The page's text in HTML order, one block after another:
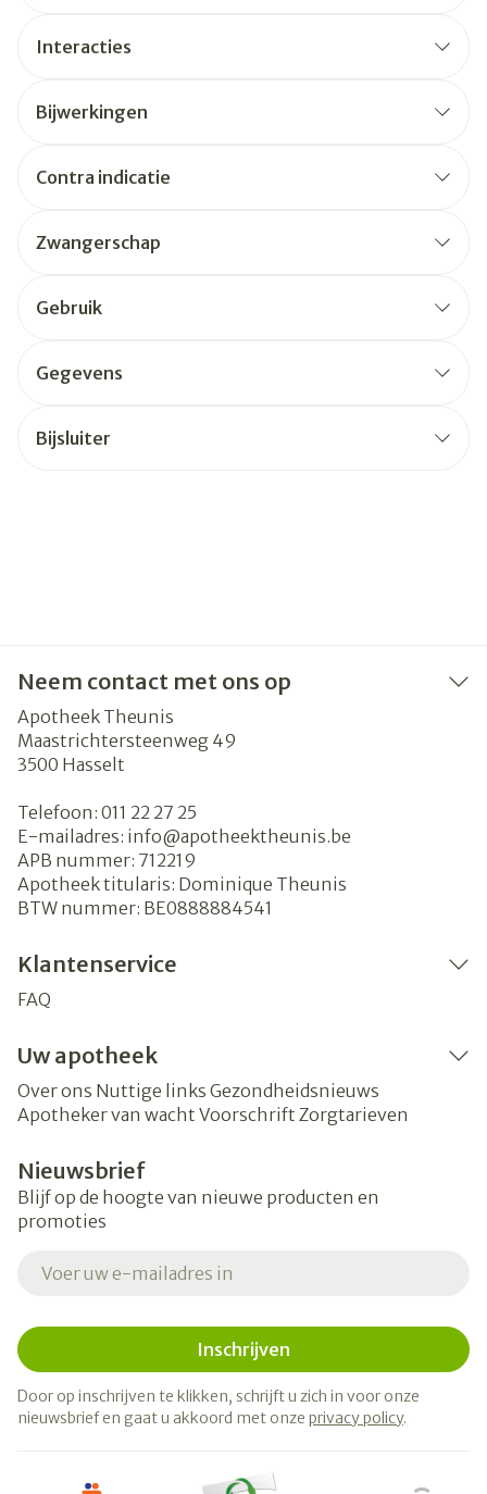
Interacties
Bijwerkingen
Contra indicatie
Zwangerschap
Gebruik
Gegevens
Bijsluiter
Neem contact met ons op
Apotheek Theunis
Maastrichtersteenweg 49
3500 Hasselt
Telefoon: 011 22 27 25
E-mailadres: info@apotheektheunis.be
APB nummer: 712219
Apotheek titularis: Dominique Theunis
BTW nummer: BE0888884541
Klantenservice
FAQ
Uw apotheek
Over ons Nuttige links Gezondheidsnieuws
Apotheker van wacht Voorschrift Zorgtarieven
Nieuwsbrief
Blijf op de hoogte van nieuwe producten en
promoties
Inschrijven
Door op inschrijven te klikken, schrijft u zich in voor onze
nieuwsbrief en gaat u akkoord met onze privacy policy.